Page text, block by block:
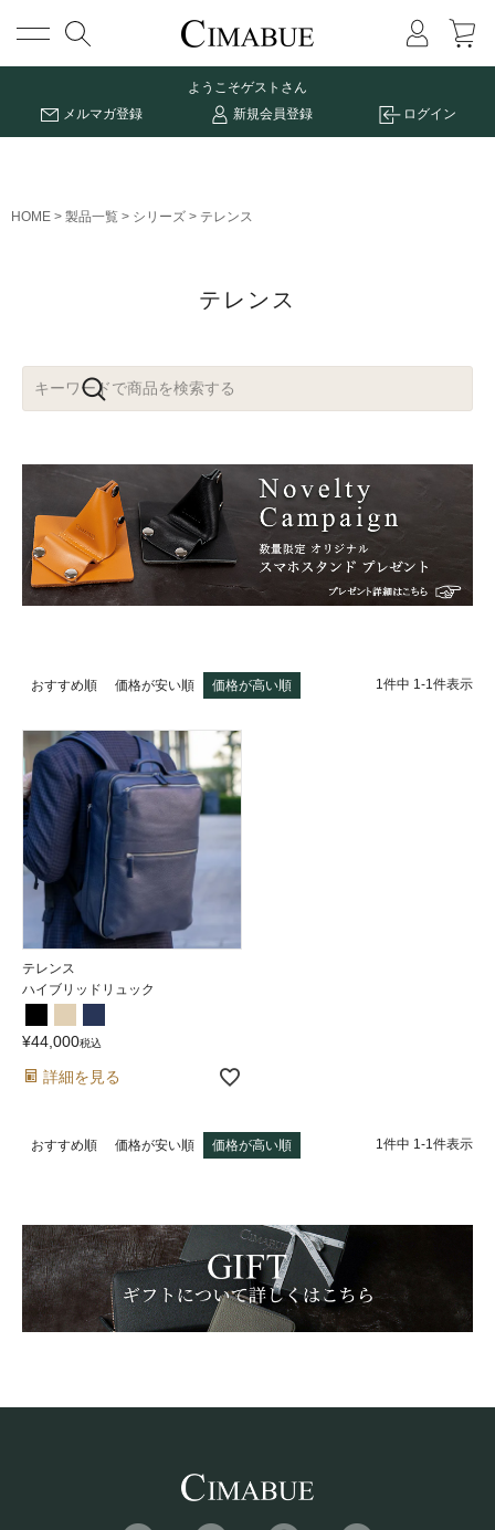
メニュー
ようこそゲストさん
メルマガ登録
新規会員登録 ログイン
HOME 製品一覧 シリーズ テレンス
テレンス
おすすめ順 価格が安い順 価格が高い順 1件中 1-1件表示
テレンス
ハイブリッドリュック
¥44,000税込
詳細を見る
おすすめ順 価格が安い順 価格が高い順 1件中 1-1件表示